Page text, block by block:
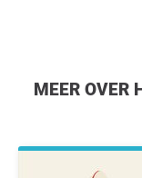
MEER